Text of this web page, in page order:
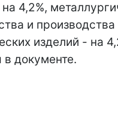
4,2%,
и производства
изделий - на
в документе.